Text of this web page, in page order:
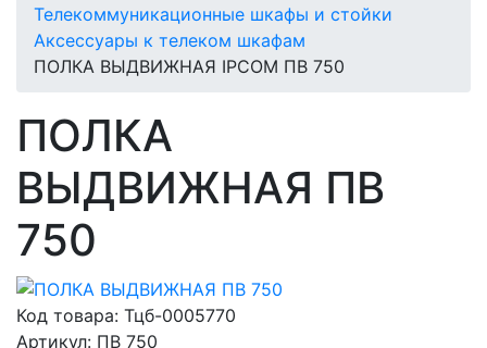
Телекоммуникационные шкафы и стойки
Аксессуары к телеком шкафам
ПОЛКА ВЫДВИЖНАЯ IPCOM ПВ 750
ПОЛКА
ВЫДВИЖНАЯ ПВ
750
Код товара: Тцб-0005770
Артикул: ПВ 750